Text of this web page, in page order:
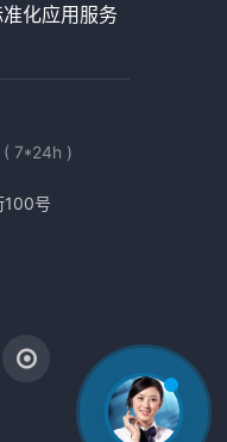
化应用服务
( 7*24h )
100号